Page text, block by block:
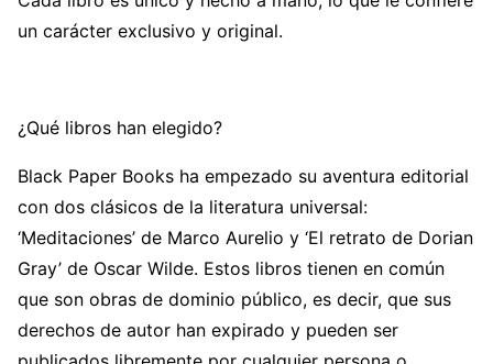
un carácter exclusivo y original.
¿Qué libros han elegido?
Black Paper Books ha empezado su aventura editorial
con dos clásicos de la literatura universal:
‘Meditaciones’ de Marco Aurelio y ‘El retrato de Dorian
Gray’ de Oscar Wilde. Estos libros tienen en común
que son obras de dominio público, es decir, que sus
derechos de autor han expirado y pueden ser